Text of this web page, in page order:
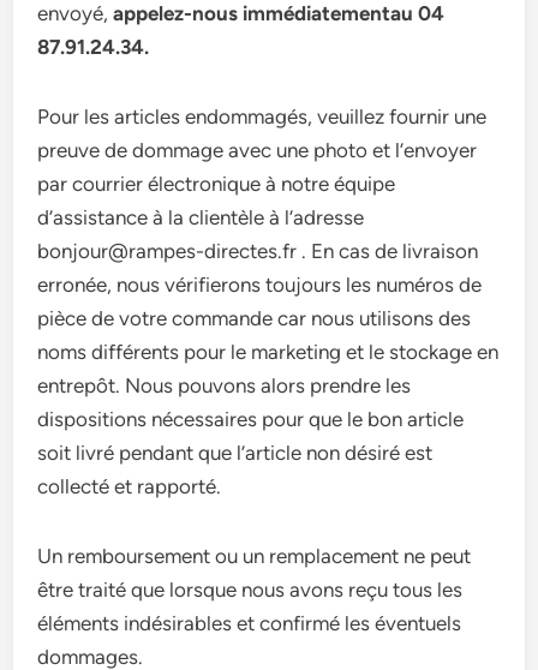
envoyé,appelez-nous immédiatementau 04
87.91.24.34.
Pour les articles endommagés, veuillez fournir une
preuve de dommage avec une photo et l’envoyer
par courrier électronique à notre équipe
d’assistance à la clientèle à l’adresse
bonjour@rampes-directes.fr . En cas de livraison
erronée, nous vérifierons toujours les numéros de
pièce de votre commande car nous utilisons des
noms différents pour le marketing et le stockage en
entrepôt. Nous pouvons alors prendre les
dispositions nécessaires pour que le bon article
soit livré pendant que l’article non désiré est
collecté et rapporté.
Un remboursement ou un remplacement ne peut
être traité que lorsque nous avons reçu tous les
éléments indésirables et confirmé les éventuels
dommages.